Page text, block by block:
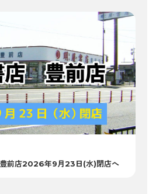
前店2026年9月23日(水)閉店へ